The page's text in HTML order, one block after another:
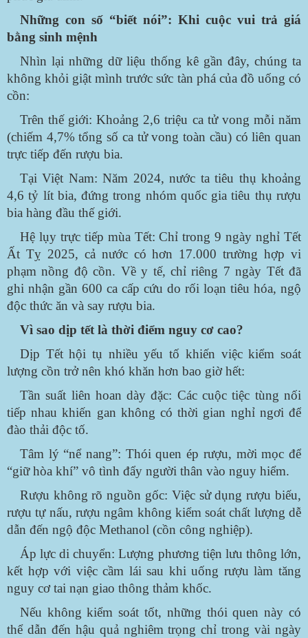
Những con số “biết nói”: Khi cuộc vui trả giá
bằng sinh mệnh
Nhìn lại những dữ liệu thống kê gần đây, chúng ta
không khỏi giật mình trước sức tàn phá của đồ uống có
cồn:
Trên thế giới: Khoảng 2,6 triệu ca tử vong mỗi năm
(chiếm 4,7% tổng số ca tử vong toàn cầu) có liên quan
trực tiếp đến rượu bia.
Tại Việt Nam: Năm 2024, nước ta tiêu thụ khoảng
4,6 tỷ lít bia, đứng trong nhóm quốc gia tiêu thụ rượu
bia hàng đầu thế giới.
Hệ lụy trực tiếp mùa Tết: Chỉ trong 9 ngày nghỉ Tết
Ất Tỵ 2025, cả nước có hơn 17.000 trường hợp vi
phạm nồng độ cồn. Về y tế, chỉ riêng 7 ngày Tết đã
ghi nhận gần 600 ca cấp cứu do rối loạn tiêu hóa, ngộ
độc thức ăn và say rượu bia.
Vì sao dịp tết là thời điểm nguy cơ cao?
Dịp Tết hội tụ nhiều yếu tố khiến việc kiểm soát
lượng cồn trở nên khó khăn hơn bao giờ hết:
Tần suất liên hoan dày đặc: Các cuộc tiệc tùng nối
tiếp nhau khiến gan không có thời gian nghỉ ngơi để
đào thải độc tố.
Tâm lý “nể nang”: Thói quen ép rượu, mời mọc để
“giữ hòa khí” vô tình đẩy người thân vào nguy hiểm.
Rượu không rõ nguồn gốc: Việc sử dụng rượu biếu,
rượu tự nấu, rượu ngâm không kiểm soát chất lượng dễ
dẫn đến ngộ độc Methanol (cồn công nghiệp).
Áp lực di chuyển: Lượng phương tiện lưu thông lớn,
kết hợp với việc cầm lái sau khi uống rượu làm tăng
nguy cơ tai nạn giao thông thảm khốc.
Nếu không kiểm soát tốt, những thói quen này có
thể dẫn đến hậu quả nghiêm trọng chỉ trong vài ngày